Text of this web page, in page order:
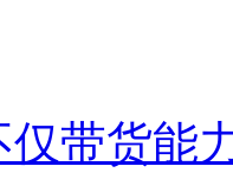
带货能